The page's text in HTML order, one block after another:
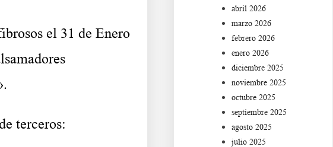
el 31 de Enero
terceros:
abril 2026
marzo 2026
febrero 2026
enero 2026
diciembre 2025
noviembre 2025
octubre 2025
septiembre 2025
agosto 2025
julio 2025